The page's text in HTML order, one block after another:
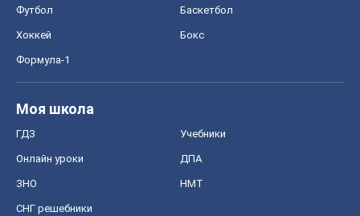
Футбол Баскетбол
Хоккей Бокс
Формула-1
Моя школа
ГДЗ Учебники
Онлайн уроки ДПА
ЗНО НМТ
СНГ решебники